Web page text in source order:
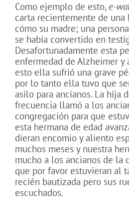
Como ejemplo de esto, e-
carta recientemente de una
cómo su madre; una
se había convertido en
Desafortunadamente esta
enfermedad de Alzheimer y
esto ella sufrió una grave
por lo tanto ella tuvo que
asilo para ancianos. La hija
frecuencia llamó a los
congregación para que
esta hermana de edad
dieran encomio y aliento
muchos meses y nuestra
mucho a los ancianos de la
que por favor estuvieran al
recién bautizada pero sus
escuchados.